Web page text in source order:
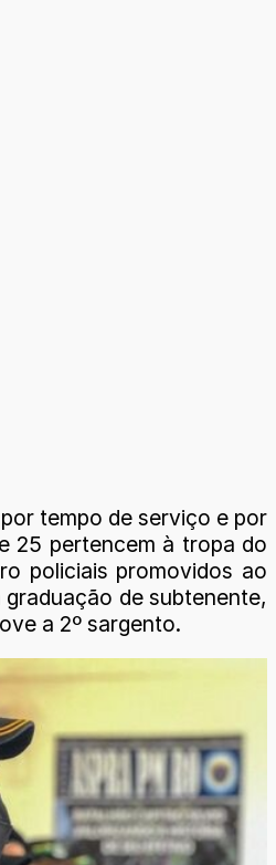
tempo de serviço e por
25 pertencem à tropa do
policiais promovidos ao
de subtenente,
a 2º sargento.